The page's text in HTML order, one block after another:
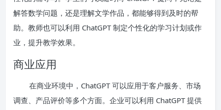
解答数学问题，还是理解文学作品，都能够得到及时的帮
助。教师也可以利用 ChatGPT 制定个性化的学习计划或作
业，提升教学效果。
商业应用
在商业环境中，ChatGPT 可以应用于客户服务、市场
调查、产品评价等多个方面。企业可以利用 ChatGPT 提供